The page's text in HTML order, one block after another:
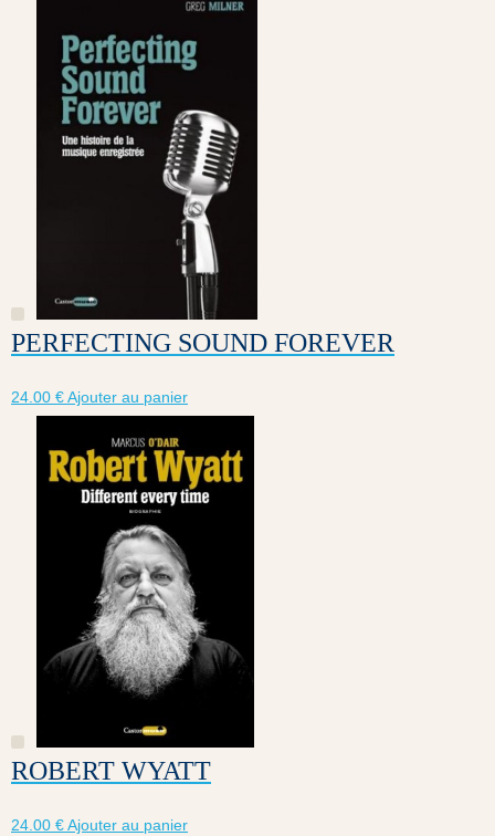
PERFECTING SOUND FOREVER
24.00 €Ajouter au panier
ROBERT WYATT
24.00 €Ajouter au panier